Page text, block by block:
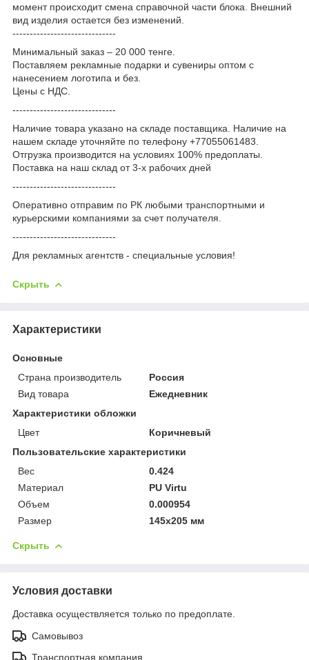
момент происходит смена справочной части блока. Внешний
вид изделия остается без изменений.
------------------------------
Минимальный заказ – 20 000 тенге.
Поставляем рекламные подарки и сувениры оптом с
нанесением логотипа и без.
Цены с НДС.
------------------------------
Наличие товара указано на складе поставщика. Наличие на
нашем складе уточняйте по телефону +77055061483.
Отгрузка производится на условиях 100% предоплаты.
Поставка на наш склад от 3-x рабочих дней
------------------------------
Оперативно отправим по РК любыми транспортными и
курьерскими компаниями за счет получателя.
------------------------------
Для рекламных агентств - специальные условия!
Скрыть
Характеристики
Основные
Страна производитель
Россия
Вид товара
Ежедневник
Характеристики обложки
Цвет
Коричневый
Пользовательские характеристики
Вес
0.424
Материал
PU Virtu
Объем
0.000954
Размер
145x205 мм
Скрыть
Условия доставки
Доставка осуществляется только по предоплате.
Самовывоз
Транспортная компания